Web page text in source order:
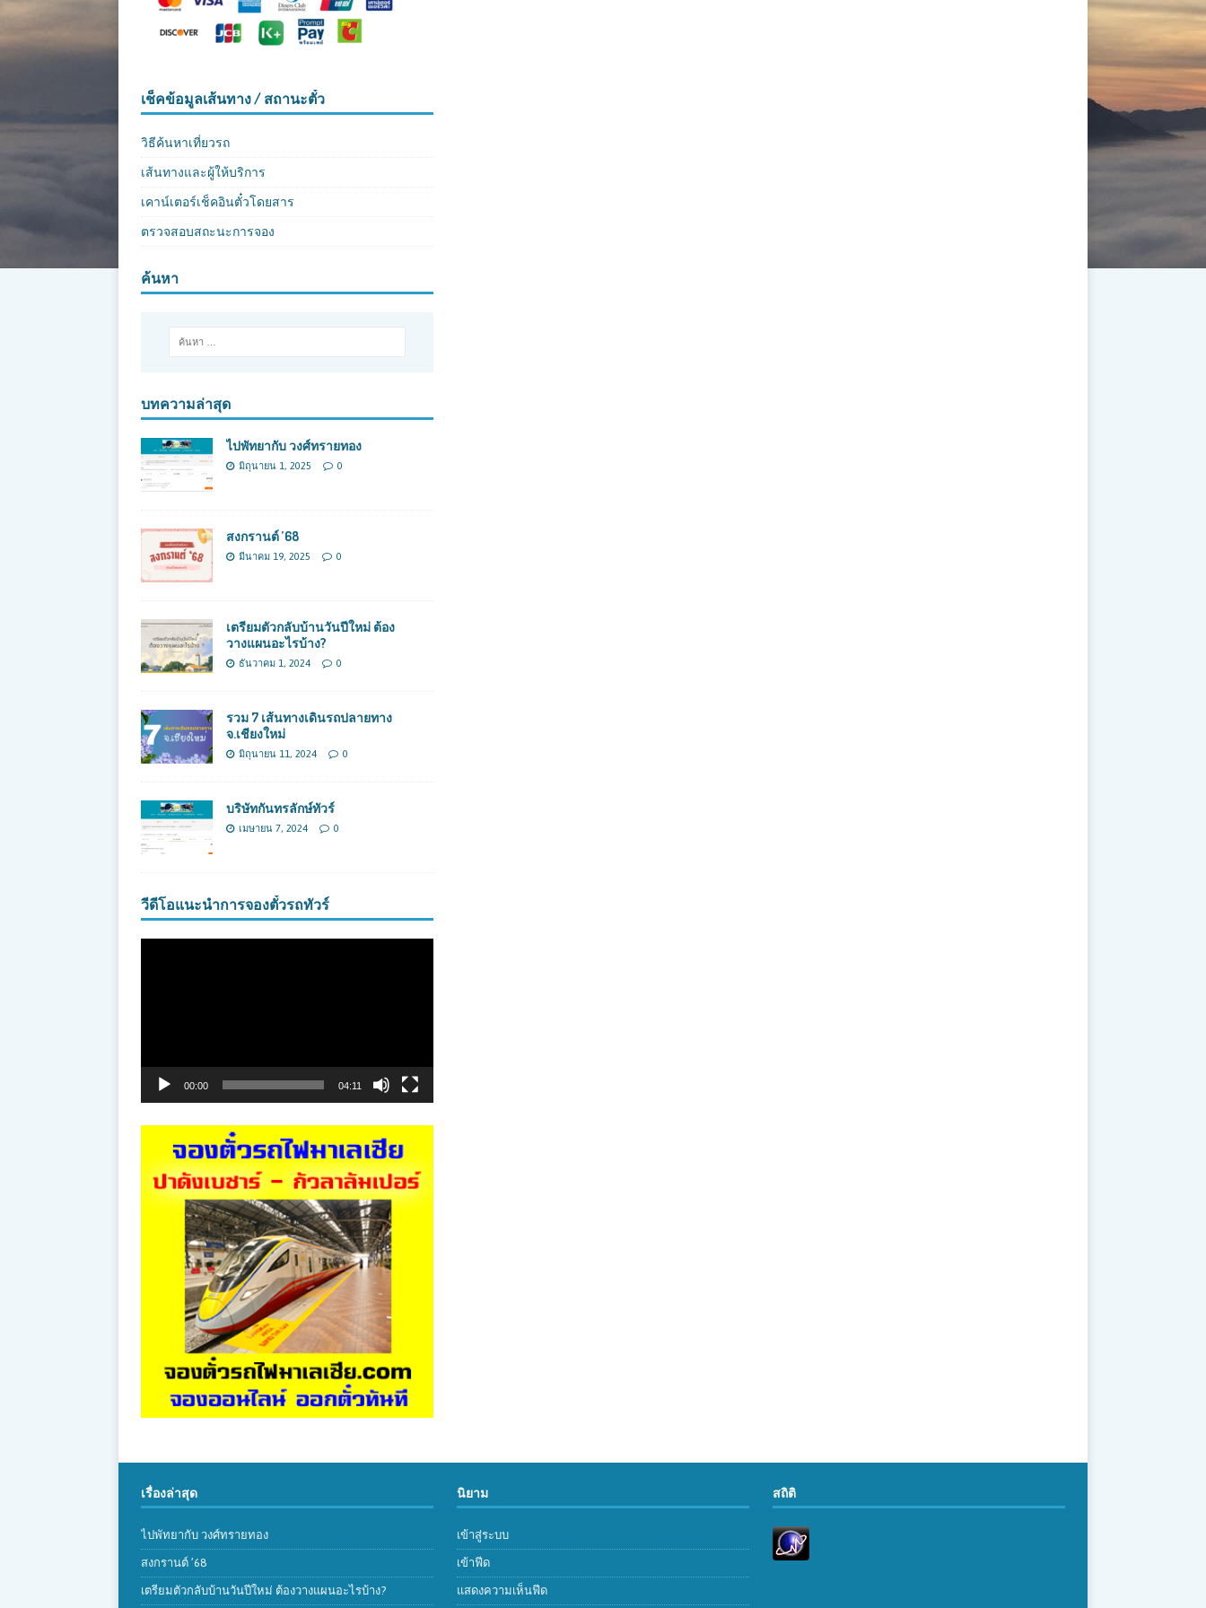
เช็คข้อมูลเส้นทาง / สถานะตั๋ว
วิธีค้นหาเที่ยวรถ
เส้นทางและผู้ให้บริการ
เคาน์เตอร์เช็คอินตั๋วโดยสาร
ตรวจสอบสถะนะการจอง
ค้นหา
บทความล่าสุด
ไปพัทยากับ วงศ์ทรายทอง
มิถุนายน 1, 2025 0
สงกรานต์ ’68
มีนาคม 19, 2025 0
เตรียมตัวกลับบ้านวันปีใหม่ ต้อง
วางแผนอะไรบ้าง?
ธันวาคม 1, 2024 0
รวม 7 เส้นทางเดินรถปลายทาง
จ.เชียงใหม่
มิถุนายน 11, 2024 0
บริษัทกันทรลักษ์ทัวร์
เมษายน 7, 2024 0
วีดีโอแนะนำการจองตั๋วรถทัวร์
00:00 04:11
เรื่องล่าสุด
ไปพัทยากับ วงศ์ทรายทอง
สงกรานต์ ’68
เตรียมตัวกลับบ้านวันปีใหม่ ต้องวางแผนอะไรบ้าง?
นิยาม
เข้าสู่ระบบ
เข้าฟีด
แสดงความเห็นฟีด
สถิติ